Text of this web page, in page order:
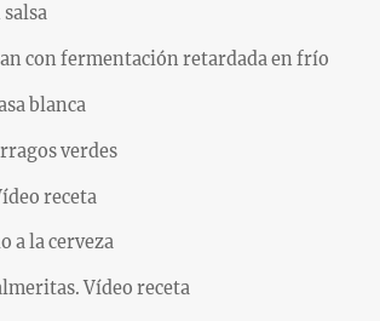
con fermentación retardada en frío
blanca
verdes
receta
a la cerveza
Vídeo receta